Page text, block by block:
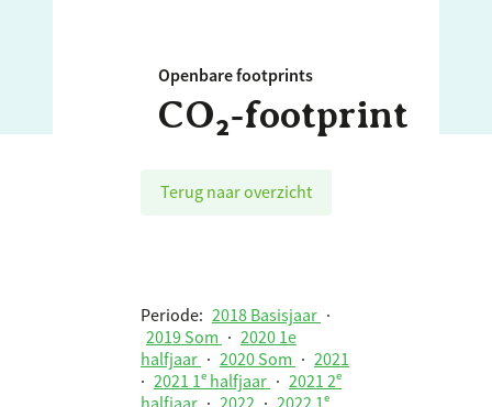
Openbare footprints
CO₂‑footprint
Terug naar overzicht
Periode: 2018 Basisjaar ·
2019 Som · 2020 1e
halfjaar · 2020 Som · 2021
· 2021 1ᵉ halfjaar · 2021 2ᵉ
halfjaar · 2022 · 2022 1ᵉ